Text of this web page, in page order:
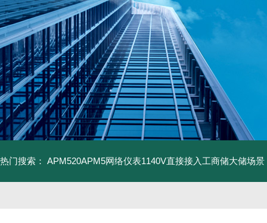
热门搜索： APM520APM5网络仪表1140V直接接入工商储大储场景